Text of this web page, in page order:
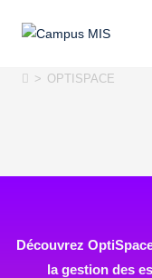
> OPTISPACE
Découvrez
la gestion des